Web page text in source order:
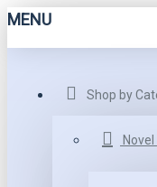
MENU
Shop by